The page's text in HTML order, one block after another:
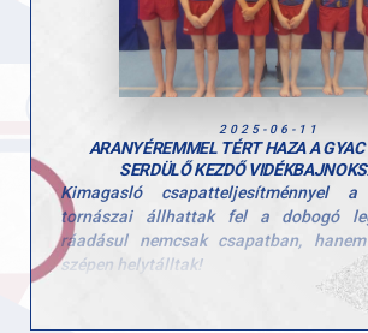
2025-06-11
ARANYÉREMMEL TÉRT HAZA A GYAC
SERDÜLŐ KEZDŐ
Kimagasló csapatteljesítménnyel
tornászai állhattak fel a dobogó
ráadásul nemcsak csapatban,
szépen helytálltak!
A bajnokcsapat tagjai: Németh Ervin,
Hajba Gellért, Orbán Barnabás,